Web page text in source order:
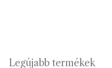
Legújabb termékek